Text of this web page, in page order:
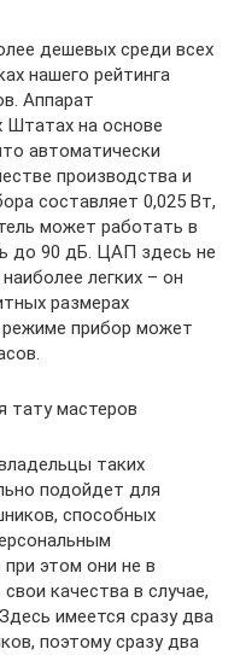
дешевых среди всех
нашего рейтинга
Аппарат
Штатах на основе
автоматически
производства и
составляет 0,025 Вт,
может работать в
до 90 дБ. ЦАП здесь не
легких – он
размерах
режиме прибор может
мастеров
таких
подойдет для
способных
этом они не в
качества в случае,
имеется сразу два
поэтому сразу два